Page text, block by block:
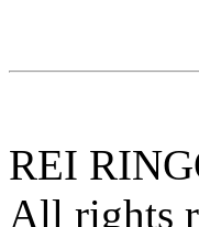
REI
All rights